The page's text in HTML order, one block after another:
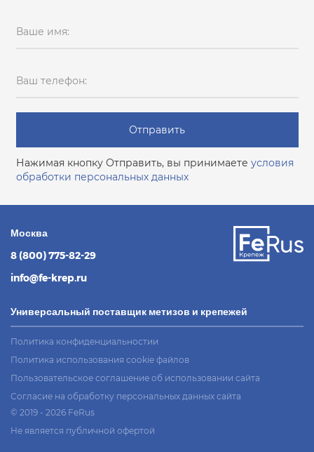
Ваше имя:
Ваш телефон:
Отправить
Нажимая кнопку Отправить, вы принимаете условия
обработки персональных данных
Москва
8 (800) 775-82-29
info@fe-krep.ru
Универсальный поставщик метизов и крепежей
Политика конфиденциальностии
Политика использования cookie файлов
Пользовательское соглашение об использовании сайта
Согласие на обработку персональных данных сайта
© 2019 - 2026 FeRus
Не является публичной офертой